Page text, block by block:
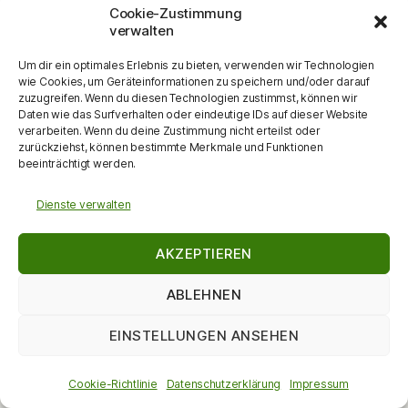
Cookie-Zustimmung
verwalten
Um dir ein optimales Erlebnis zu bieten, verwenden wir Technologien
wie Cookies, um Geräteinformationen zu speichern und/oder darauf
zuzugreifen. Wenn du diesen Technologien zustimmst, können wir
Daten wie das Surfverhalten oder eindeutige IDs auf dieser Website
verarbeiten. Wenn du deine Zustimmung nicht erteilst oder
zurückziehst, können bestimmte Merkmale und Funktionen
beeinträchtigt werden.
Dienste verwalten
AKZEPTIEREN
ABLEHNEN
EINSTELLUNGEN ANSEHEN
Cookie-Richtlinie Datenschutzerklärung Impressum
Dieser Monat
Kalender abonnieren
DieKulturMacherin